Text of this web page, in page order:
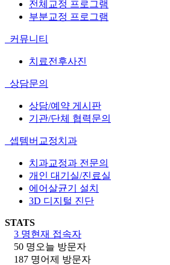
전체교정 프로그램
부분교정 프로그램
커뮤니티
치료전후사진
상담문의
상담/예약 게시판
기관/단체 협력문의
셉템버교정치과
치과교정과 전문의
개인 대기실/진료실
에어살균기 설치
3D 디지털 진단
STATS
3 명현재 접속자
50 명 오늘 방문자
187 명어제 방문자